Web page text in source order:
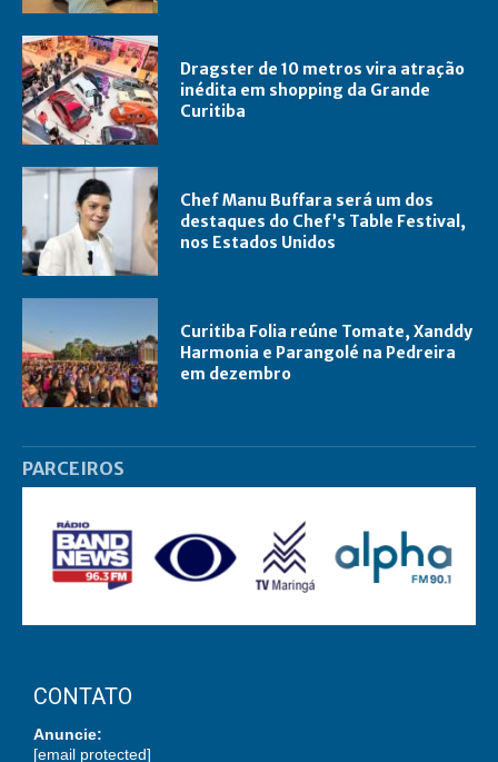
Dragster de 10 metros vira atração
inédita em shopping da Grande
Curitiba
Chef Manu Buffara será um dos
destaques do Chef’s Table Festival,
nos Estados Unidos
Curitiba Folia reúne Tomate, Xanddy
Harmonia e Parangolé na Pedreira
em dezembro
PARCEIROS
CONTATO
Anuncie:
[email protected]